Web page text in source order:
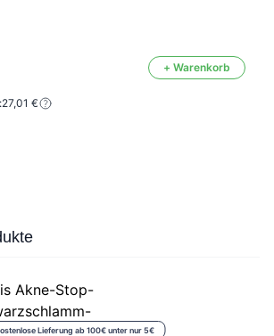
+ Warenkorb
27,01 €
Lieferung ab 100€ unter nur 5€